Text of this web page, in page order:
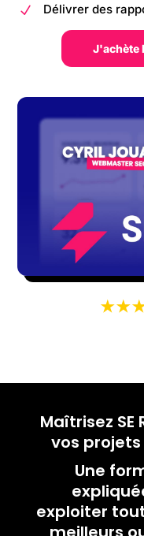
N Délivrer des
J'achète
Maîtrisez
vos projets
Une
exploiter